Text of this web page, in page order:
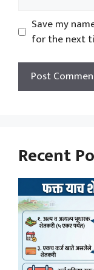
Save my
for the next
Recent